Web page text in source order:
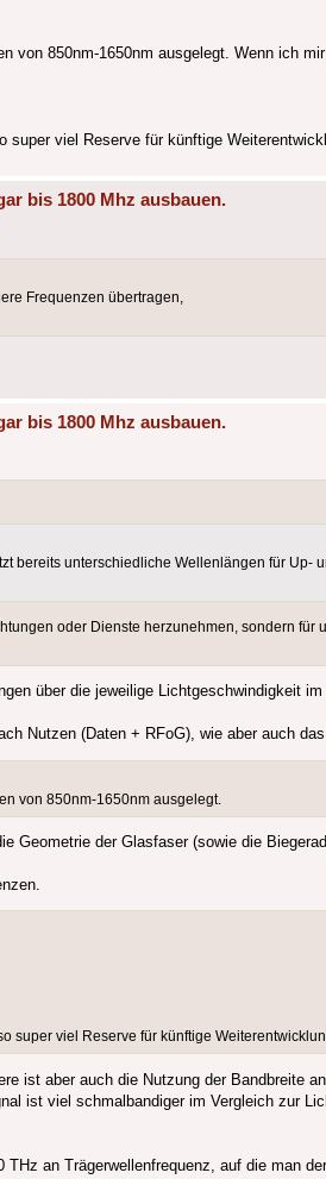
von 850nm-1650nm ausgelegt. Wenn ich
viel Reserve für künftige
bis 1800 Mhz ausbauen.
Frequenzen übertragen,
bis 1800 Mhz ausbauen.
bereits unterschiedliche Wellenlängen für Up-
oder Dienste herzunehmen, sondern für
über die jeweilige Lichtgeschwindigkeit
Nutzen (Daten + RFoG), wie aber auch
von 850nm-1650nm ausgelegt.
der Glasfaser (sowie die
super viel Reserve für künftige
ist aber auch die Nutzung der Bandbreite
ist viel schmalbandiger im Vergleich zur
an Trägerwellenfrequenz, auf die man